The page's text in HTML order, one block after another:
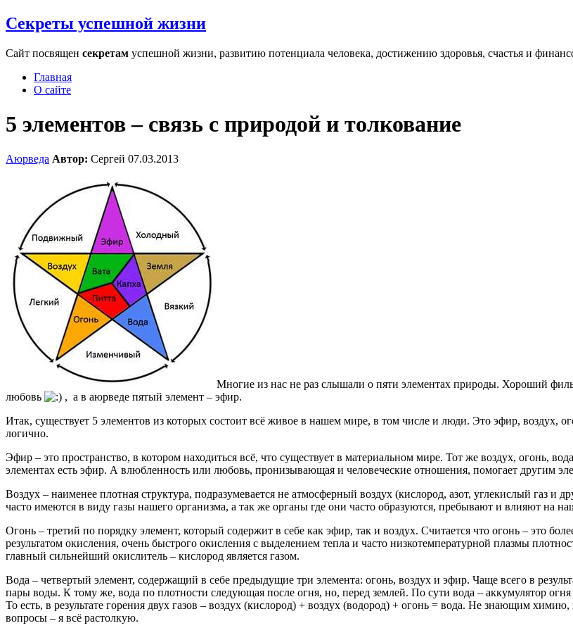
Секреты успешной жизни
Сайт посвящен секретам успешной жизни, развитию потенциала человека, достижению здоровья, счастья и
Главная
О сайте
5 элементов – связь с природой и толкование
Аюрведа Автор: Сергей 07.03.2013
Многие из нас не раз слышали о пяти элементах природы. Хороший
любовь
, а в аюрведе пятый элемент – эфир.
Итак, существует 5 элементов из которых состоит всё живое в нашем мире, в том числе и люди. Это эфир, воздух,
логично.
Эфир – это пространство, в котором находиться всё, что существует в материальном мире. Тот же воздух, огонь,
элементах есть эфир. А влюбленность или любовь, пронизывающая и человеческие отношения, помогает другим
Воздух – наименее плотная структура, подразумевается не атмосферный воздух (кислород, азот, углекислый газ и
часто имеются в виду газы нашего организма, а так же органы где они часто образуются, пребывают и влияют на
Огонь – третий по порядку элемент, который содержит в себе как эфир, так и воздух. Считается что огонь – это
результатом окисления, очень быстрого окисления с выделением тепла и часто низкотемпературной плазмы
главный сильнейший окислитель – кислород является газом.
Вода – четвертый элемент, содержащий в себе предыдущие три элемента: огонь, воздух и эфир. Чаще всего в
пары воды. К тому же, вода по плотности следующая после огня, но, перед землей. По сути вода – аккумулятор
То есть, в результате горения двух газов – воздух (кислород) + воздух (водород) + огонь = вода. Не знающим
вопросы – я всё растолкую.